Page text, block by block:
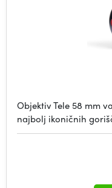
Objektiv Tele 58 mm
najbolj ikoničnih